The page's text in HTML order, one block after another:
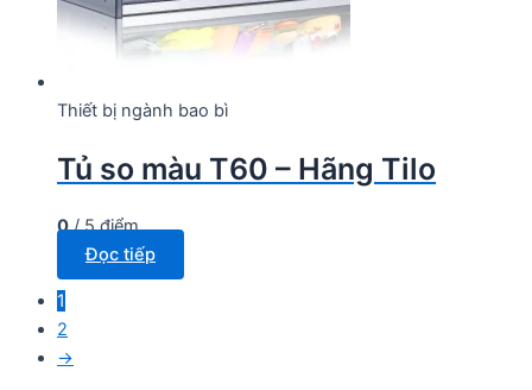
Thiết bị ngành bao bì
Tủ so màu T60 – Hãng Tilo
0/ 5 điểm
Đọc tiếp
1
2
→